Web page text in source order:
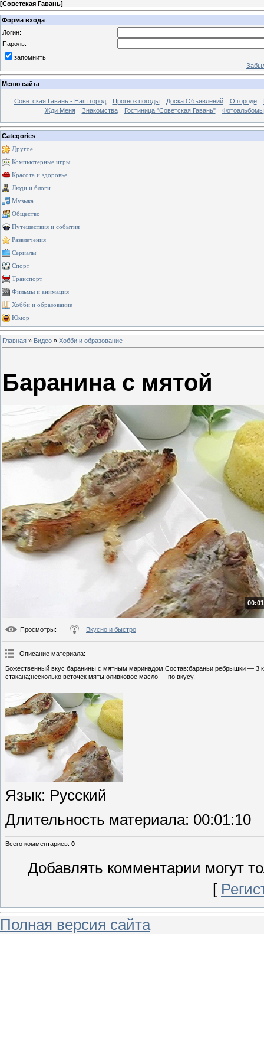
[Советская Гавань]
Форма входа
Логин:
Пароль:
запомнить
Меню сайта
Советская Гавань - Наш город Прогноз погоды Доска Объявлений О городе
Жди Меня
Знакомства Гостиница "Советская Гавань" Фотоальбомы
Categories
Другое
Компьютерные игры
Красота и здоровье
Люди и блоги
Музыка
Общество
Путешествия и события
Развлечения
Сериалы
Спорт
Транспорт
Фильмы и анимация
Хобби и образование
Юмор
Главная » Видео » Хобби и образование
Баранина с мятой
Просмотры: Вкусно и быстро
Описание материала:
Божественный вкус баранины с мятным маринадом.Состав:бараньи ребрышки — 3
стакана;несколько веточек мяты;оливковое масло — по вкусу.
Язык: Русский
Длительность материала: 00:01:10
Всего комментариев: 0
Добавлять комментарии могут
[
Полная версия сайта